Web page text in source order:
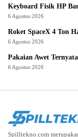
Keyboard Fisik HP
6 Agustus 2026
Roket SpaceX 4 Ton
6 Agustus 2026
Pakaian Awet
6 Agustus 2026
Spilltekno.com